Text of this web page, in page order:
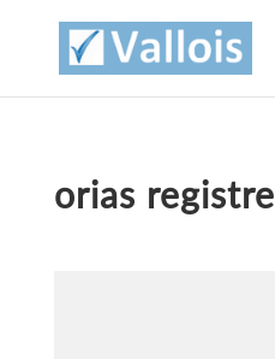
orias registre